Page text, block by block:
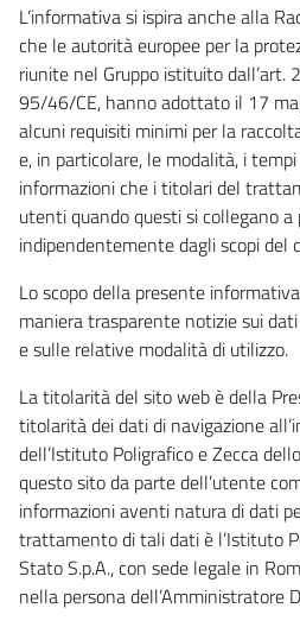
L’informativa si ispira anche alla
che le autorità europee per la
riunite nel Gruppo istituito dall’art.
95/46/CE, hanno adottato il 17
alcuni requisiti minimi per la
e, in particolare, le modalità, i
informazioni che i titolari del
utenti quando questi si collegano a
indipendentemente dagli scopi del
Lo scopo della presente
maniera trasparente notizie sui
e sulle relative modalità di utilizzo.
La titolarità del sito web è della
titolarità dei dati di navigazione
dell’Istituto Poligrafico e Zecca
questo sito da parte dell’utente
informazioni aventi natura di dati
trattamento di tali dati è l’Istituto
Stato S.p.A., con sede legale in
nella persona dell’Amministratore